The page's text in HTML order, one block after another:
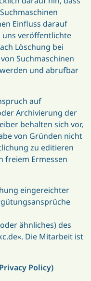
Einfluss darauf
uns veröffentlichte
Löschung bei
Suchmaschinen
und abrufbar
auf
Archivierung der
behalten sich vor,
von Gründen nicht
zu editieren
freiem Ermessen
eingereichter
ähnliches) des
Die Mitarbeit ist
Policy)